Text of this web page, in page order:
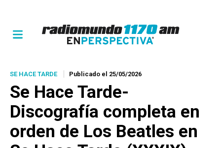
SE HACE TARDE Publicado el 25/05/2026
Se Hace Tarde-
Discografía completa en
orden de Los Beatles en